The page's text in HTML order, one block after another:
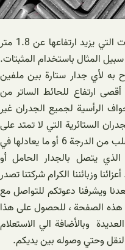
يجب تأمين الجدران الداخلية أو الشفرات التي يزيد ارتفاعها عن 1.8 متر
المثال باستخدام المثبتات.
به لأي جدار ستارة بين ملفين
ضعف سمك. أقصى ارتفاع للحائط الساتر من
الحواف الرأسية لجميع الجدران غير
الستائرية التي لا تمتد على
كامل ارتفاعها بملفات أو مسامير من الصلب من الدرجة 6 أو ما يعادلها في
يتصل بالجدار الحامل أو
وزبائننا الكرام شرکتنا تصدر
ويشرفنا دعوتكم للتواصل مع
هذه الصفحة ، للحصول على هذا
وبالأضافة الي الاستعلام
وحتي وصوله بين يديكم.